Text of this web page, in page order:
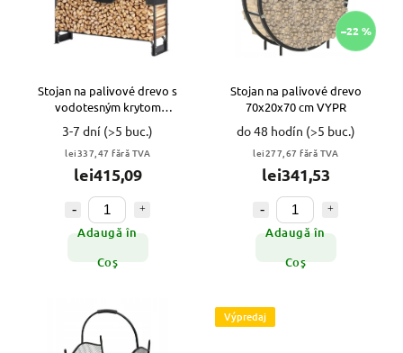
Stojan na palivové drevo s
vodotesným krytom
132x36x117 VYPR
3-7 dní (>5 buc.)
lei337,47 fără TVA
lei415,09
Adaugă în
Coş
–22 %
Stojan na palivové drevo
70x20x70 cm VYPR
do 48 hodín (>5 buc.)
lei277,67 fără TVA
lei341,53
Adaugă în
Coş
Výpredaj